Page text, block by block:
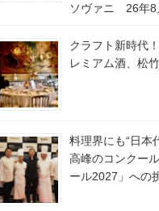
ソヴァニ 26年8
クラフト新時代
レミアム酒、松
料理界にも“日本
高峰のコンクー
ール2027」への